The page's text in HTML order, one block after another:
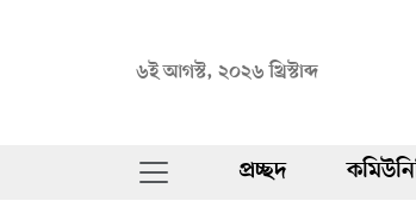
৬ই আগস্ট, ২০২৬ খ্রিস্টাব্দ
প্রচ্ছদ